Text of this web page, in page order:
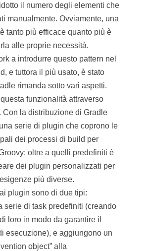
il numero degli elementi che
manualmente. Ovviamente, una
tanto più efficace quanto più è
alle proprie necessità.
a introdurre questo pattern nel
e tuttora il più usato, è stato
rimanda sotto vari aspetti.
funzionalità attraverso
Con la distribuzione di Gradle
serie di plugin che coprono le
dei processi di build per
oltre a quelli predefiniti è
dei plugin personalizzati per
più diverse.
plugin sono di due tipi:
serie di task predefiniti (creando
loro in modo da garantire il
esecuzione), e aggiungono un
object” alla